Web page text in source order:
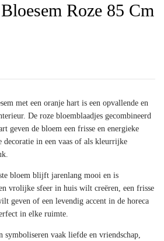
Roze 85 Cm
met een oranje hart is een opvallende en
De roze bloemblaadjes gecombineerd
geven de bloem een frisse en energieke
decoratie in een vaas of als kleurrijke
bloem blijft jarenlang mooi en is
vrolijke sfeer in huis wilt creëren, een frisse
geven of een levendig accent in de horeca
in elke ruimte.
symboliseren vaak liefde en vriendschap,